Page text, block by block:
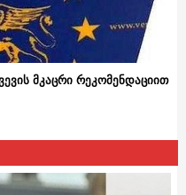
მკაცრი რეკომენდაციით